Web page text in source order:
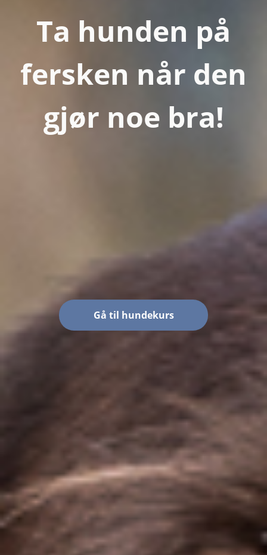
Ta hunden på
fersken når den
gjør noe bra!
Gå til hundekurs